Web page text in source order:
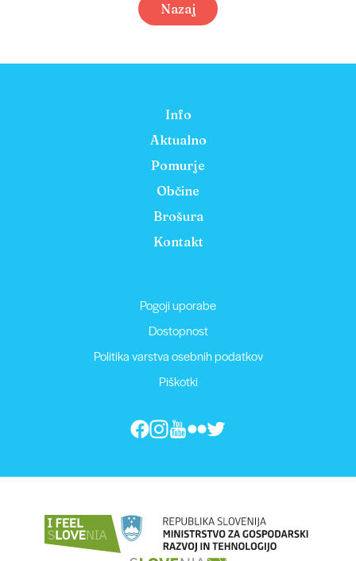
Nazaj
Info
Aktualno
Pomurje
Občine
Brošura
Kontakt
Pogoji uporabe
Dostopnost
Politika varstva osebnih podatkov
Piškotki